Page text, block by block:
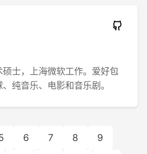
士，上海微软工作。爱好包
纯音乐、电影和音乐剧。
6 7 8 9